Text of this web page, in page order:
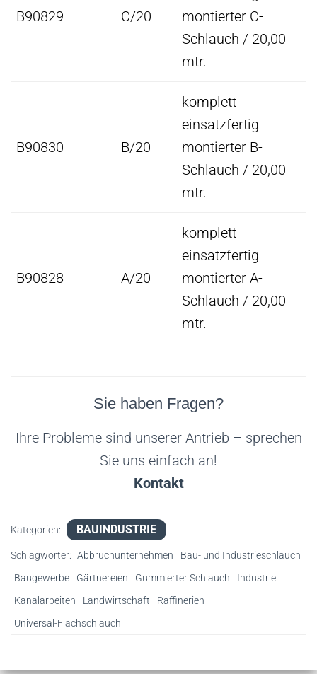
B90829 C/20
montierter C-
Schlauch / 20,00
mtr.
B90830 B/20
komplett
einsatzfertig
montierter B-
Schlauch / 20,00
mtr.
B90828 A/20
komplett
einsatzfertig
montierter A-
Schlauch / 20,00
mtr.
Sie haben Fragen?
Ihre Probleme sind unserer Antrieb – sprechen
Sie uns einfach an!
Kontakt
Kategorien: BAUINDUSTRIE
Schlagwörter: Abbruchunternehmen
Bau- und Industrieschlauch
Baugewerbe
Gärtnereien Gummierter Schlauch
Industrie
Kanalarbeiten
Landwirtschaft
Raffinerien
Universal-Flachschlauch